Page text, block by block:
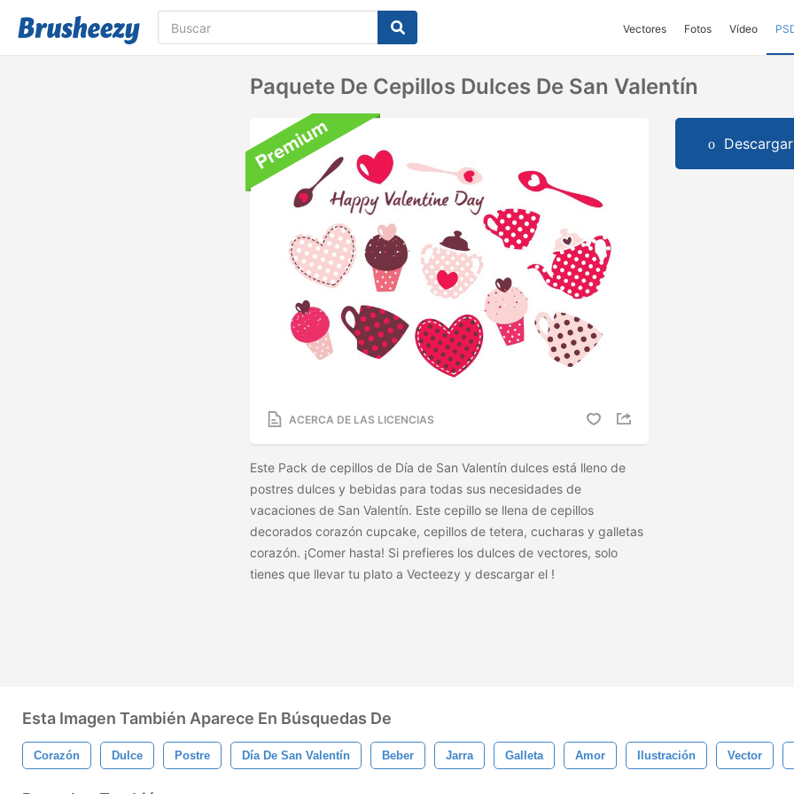
Vectores Fotos Vídeo
Paquete De Cepillos Dulces De San Valentín
ACERCA DE LAS LICENCIAS
Este Pack de cepillos de Día de San Valentín dulces está lleno de
postres dulces y bebidas para todas sus necesidades de
vacaciones de San Valentín. Este cepillo se llena de cepillos
decorados corazón cupcake, cepillos de tetera, cucharas y galletas
corazón. ¡Comer hasta! Si prefieres los dulces de vectores, solo
tienes que llevar tu plato a Vecteezy y descargar el !
Esta Imagen También Aparece En Búsquedas De
Corazón Dulce Postre Día De San Valentín Beber Jarra Galleta Amor Ilustración Vector